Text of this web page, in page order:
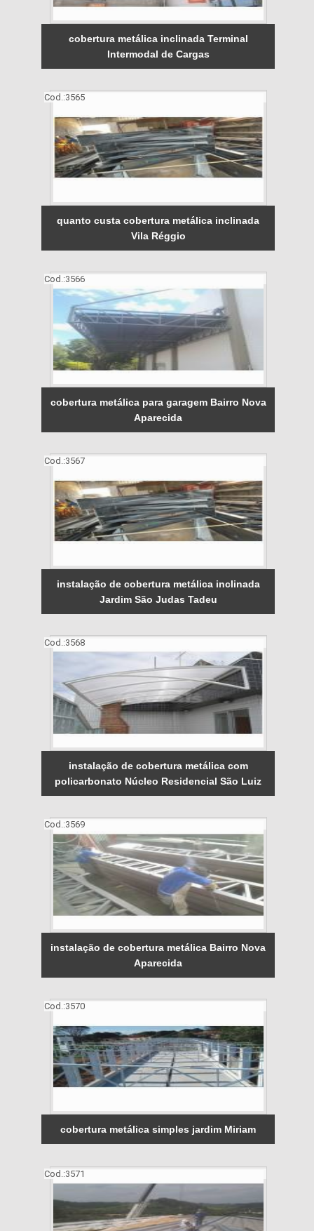
cobertura metálica inclinada Terminal
Intermodal de Cargas
Cod.:3565
quanto custa cobertura metálica inclinada
Vila Réggio
Cod.:3566
cobertura metálica para garagem Bairro Nova
Aparecida
Cod.:3567
instalação de cobertura metálica inclinada
Jardim São Judas Tadeu
Cod.:3568
instalação de cobertura metálica com
policarbonato Núcleo Residencial São Luiz
Cod.:3569
instalação de cobertura metálica Bairro Nova
Aparecida
Cod.:3570
cobertura metálica simples jardim Miriam
Cod.:3571